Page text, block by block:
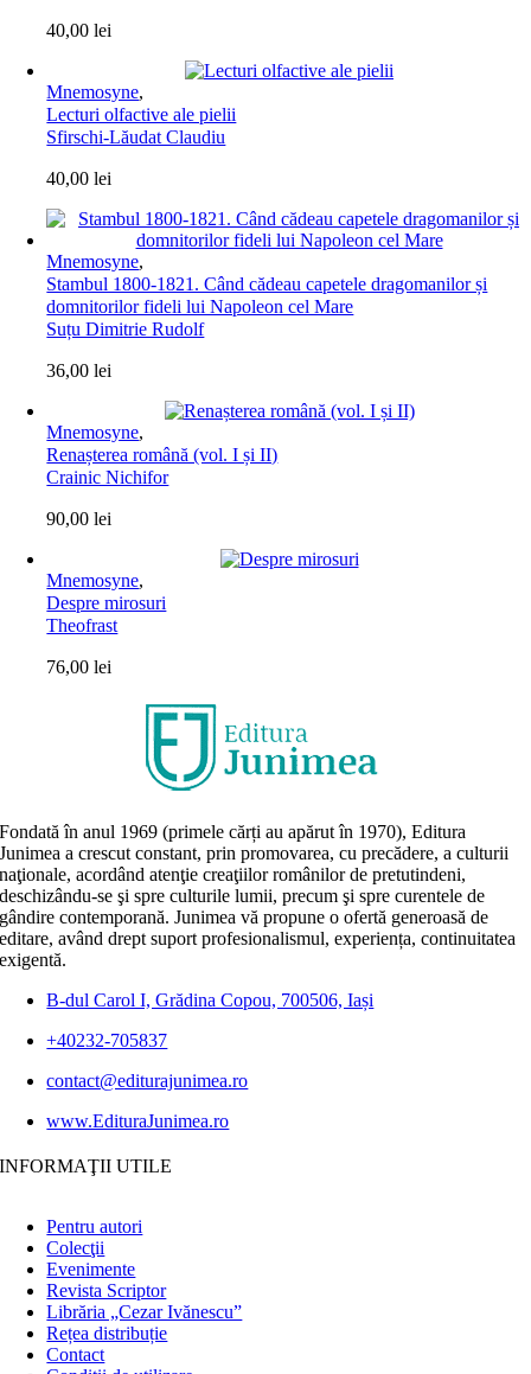
40,00lei
Mnemosyne,
Lecturi olfactive ale pielii
Sfirschi-Lăudat Claudiu
40,00lei
Mnemosyne,
Stambul 1800-1821. Când cădeau capetele dragomanilor și
domnitorilor fideli lui Napoleon cel Mare
Suțu Dimitrie Rudolf
36,00lei
Mnemosyne,
Renașterea română (vol. I și II)
Crainic Nichifor
90,00lei
Mnemosyne,
Despre mirosuri
Theofrast
76,00lei
Fondată în anul 1969 (primele cărți au apărut în 1970), Editura
Junimea a crescut constant, prin promovarea, cu precădere, a culturii
naţionale, acordând atenţie creaţiilor românilor de pretutindeni,
deschizându-se şi spre culturile lumii, precum şi spre curentele de
gândire contemporană. Junimea vă propune o ofertă generoasă de
editare, având drept suport profesionalismul, experiența, continuitatea
exigentă.
B-dul Carol I, Grădina Copou, 700506, Iași
+40232-705837
contact@editurajunimea.ro
www.EdituraJunimea.ro
INFORMAŢII UTILE
Pentru autori
Colecţii
Evenimente
Revista Scriptor
Librăria „Cezar Ivănescu”
Rețea distribuție
Contact